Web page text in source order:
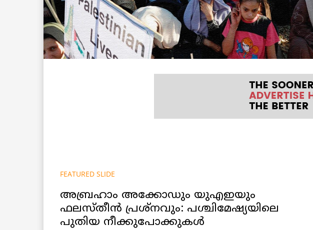
FEATURED SLIDE
അബ്രഹാം അക്കോഡും യുഎഇയും
ഫലസ്തീൻ പ്രശ്നവും: പശ്ചിമേഷ്യയിലെ
പുതിയ നീക്കുപോക്കുകൾ